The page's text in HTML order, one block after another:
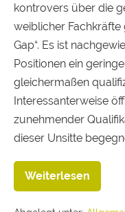
kontrovers über die
weiblicher Fachkräfte
Gap“. Es ist
Positionen ein
gleichermaßen
Interessanterweise
zunehmender
dieser Unsitte
Weiterlesen